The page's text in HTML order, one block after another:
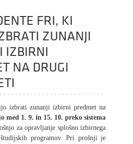
FRI, KI
ZUNANJI
IZBIRNI
NA DRUGI
izbrati zunanji izbirni predmet na
med 1. 9. in 15. 10. preko sistema
za opravljanje splošno izbirnega
programov. Pri prošnji je